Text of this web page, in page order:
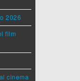
2026
film
cinema